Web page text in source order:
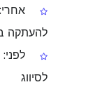
להעתקה
לסיווג